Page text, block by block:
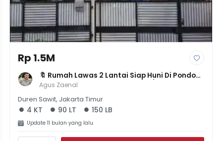
Rp 1.5M
🔖 Rumah Lawas 2 Lantai Siap Huni Di Pondok
Kelapa - LT 90m² LB 150m² - 4KT/2KM - SHM &
IMB - 1.5M NEGO!
Agus Zaenal
Duren Sawit, Jakarta Timur
4 KT 90 LT 150 LB
Update 11 bulan yang lalu